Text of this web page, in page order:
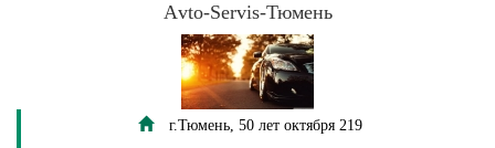
Аvto-Servis-Тюмень
г.Тюмень, 50 лет октября 219